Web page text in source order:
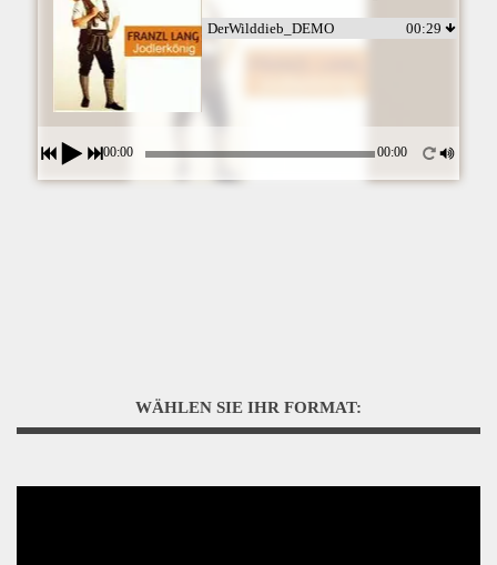
DerWilddieb_DEMO 00:29
00:00 00:00
WÄHLEN SIE IHR FORMAT: